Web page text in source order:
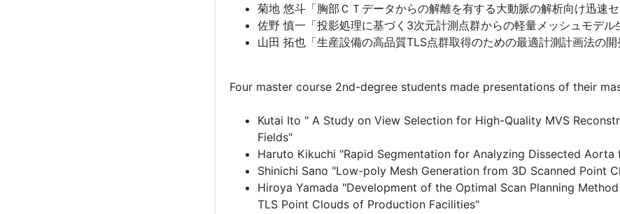
菊地 悠斗「胸部ＣＴデータからの解離を有する大動脈の解析向け迅速セ
佐野 慎一「投影処理に基づく3次元計測点群からの軽量メッシュモデル
山田 拓也「生産設備の高品質TLS点群取得のための最適計測計画法の開
Four master course 2nd-degree students made presentations of their
Kutai Ito " A Study on View Selection for High-Quality MVS
Fields"
Haruto Kikuchi "Rapid Segmentation for Analyzing Dissected
Shinichi Sano "Low-poly Mesh Generation from 3D Scanned Point
Hiroya Yamada "Development of the Optimal Scan Planning
TLS Point Clouds of Production Facilities"